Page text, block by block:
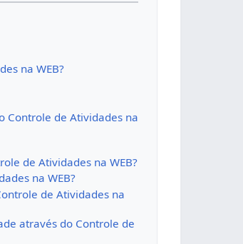
na WEB?
Controle de Atividades na
de Atividades na WEB?
na WEB?
de Atividades na
através do Controle de